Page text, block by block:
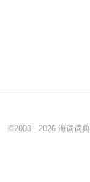
©2003 - 2026 海词词典